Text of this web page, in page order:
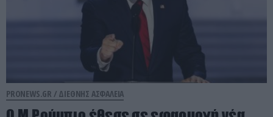
PRONEWS.GR / ΔΙΕΘΝΗΣ ΑΣΦΑΛΕΙΑ